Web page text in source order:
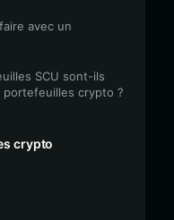
avec un
SCU sont-ils
crypto ?
crypto